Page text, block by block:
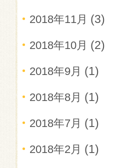
2018年11月 (3)
2018年10月 (2)
2018年9月 (1)
2018年8月 (1)
2018年7月 (1)
2018年2月 (1)